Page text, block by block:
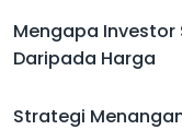
Mengapa Investor
Daripada Harga
Strategi